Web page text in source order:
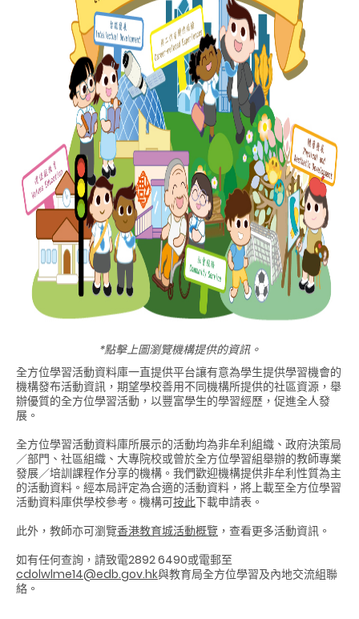
*點擊上圖瀏覽機構提供的資訊。
全方位學習活動資料庫一直提供平台讓有意為學生提供學習機會的
機構發布活動資訊，期望學校善用不同機構所提供的社區資源，舉
辦優質的全方位學習活動，以豐富學生的學習經歷，促進全人發
展。
全方位學習活動資料庫所展示的活動均為非牟利組織、政府決策局
／部門、社區組織、大專院校或曾於全方位學習組舉辦的教師專業
發展／培訓課程作分享的機構。我們歡迎機構提供非牟利性質為主
的活動資料。經本局評定為合適的活動資料，將上載至全方位學習
活動資料庫供學校參考。機構可按此下載申請表。
此外，教師亦可瀏覽香港教育城活動概覽 ，查看更多活動資訊。
如有任何查詢，請致電2892 6490或電郵至
cdolwlme14@edb.gov.hk與教育局全方位學習及內地交流組聯
絡。